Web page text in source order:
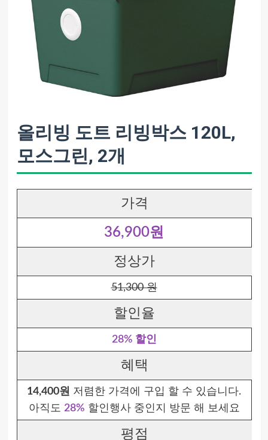
올리빙 도트 리빙박스 120L,
모스그린, 2개
가격
36,900원
정상가
51,300 원
할인율
28% 할인
혜택
14,400원 저렴한 가격에 구입 할 수 있습니다.
아직도 28% 할인행사 중인지 방문 해 보세요
평점